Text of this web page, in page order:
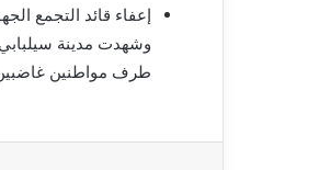
إعفاء قائد التجمع
وشهدت مدينة
طرف مواطنين غاضبين قبل نقلها